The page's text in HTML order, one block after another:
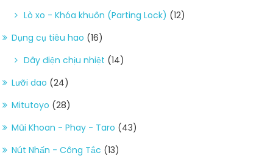
Lò xo - Khóa khuôn (Parting Lock) (12)
Dụng cụ tiêu hao (16)
Dây điện chịu nhiệt (14)
Lưỡi dao (24)
Mitutoyo (28)
Mũi Khoan - Phay - Taro (43)
Nút Nhấn - Công Tắc (13)